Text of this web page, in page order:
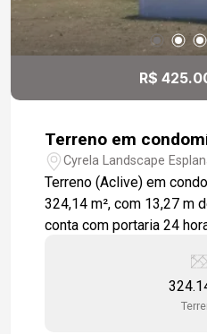
R$
Terreno em
Cyrela Landscape
Terreno (Aclive) em
324,14 m², com 13,27 m de
conta com portaria 24
mercado. Espaço de